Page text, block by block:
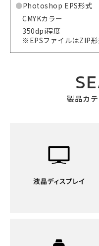
Photoshop EPS形式
CMYKカラー
350dpi程度
※EPSファイルはZIP形
製品カ